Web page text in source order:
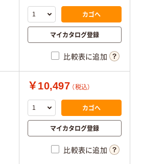
カゴへ
マイカタログ登録
比較表に追加
￥10,497 （税込）
カゴへ
マイカタログ登録
比較表に追加